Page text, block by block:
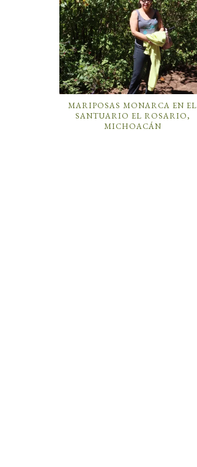
MARIPOSAS MONARCA EN EL
SANTUARIO EL ROSARIO,
MICHOACÁN